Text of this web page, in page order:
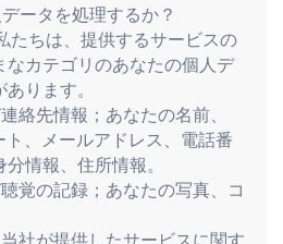
人データを処理するか？
たちは、提供するサービスの
カテゴリのあなたの個人デ
ります。
絡先情報；あなたの名前、
、メールアドレス、電話番
情報、住所情報。
覚の記録；あなたの写真、コ
社が提供したサービスに関す